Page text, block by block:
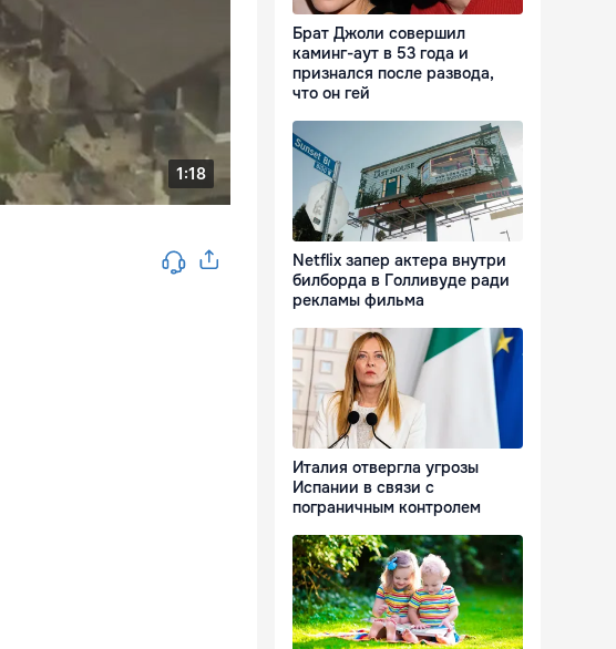
Брат Джоли совершил
каминг-аут в 53 года и
признался после развода,
что он гей
Netflix запер актера внутри
билборда в Голливуде ради
рекламы фильма
Италия отвергла угрозы
Испании в связи с
пограничным контролем